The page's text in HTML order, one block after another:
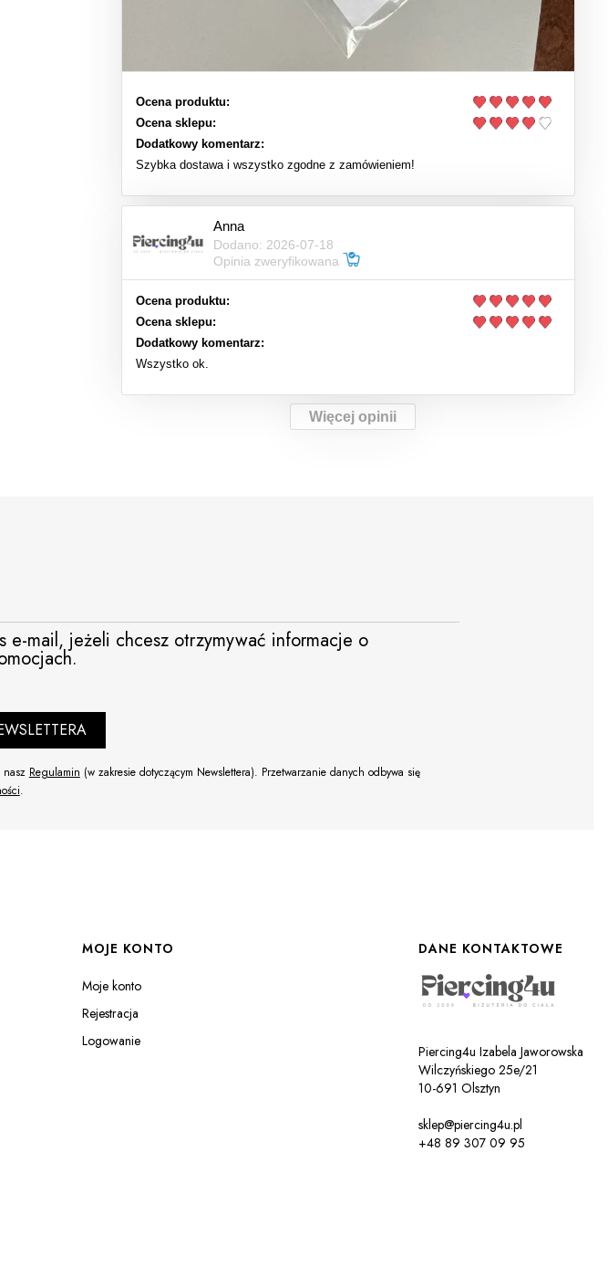
Ocena produktu:
Ocena sklepu:
Dodatkowy komentarz:
Szybka dostawa i wszystko zgodne z zamówieniem!
Anna
Dodano: 2026-07-18
Opinia zweryfikowana
Ocena produktu:
Ocena sklepu:
Dodatkowy komentarz:
Wszystko ok.
Więcej opinii
e-mail, jeżeli chcesz otrzymywać informacje o
Regulamin (w zakresie dotyczącym Newslettera). Przetwarzanie danych odbywa się
.
MOJE KONTO
Moje konto
Rejestracja
Logowanie
DANE KONTAKTOWE
Piercing4u Izabela Jaworowska
Wilczyńskiego 25e/21
10-691 Olsztyn
sklep@piercing4u.pl
+48 89 307 09 95